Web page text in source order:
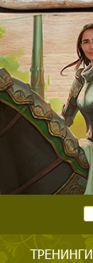
ТРЕНИНГИ